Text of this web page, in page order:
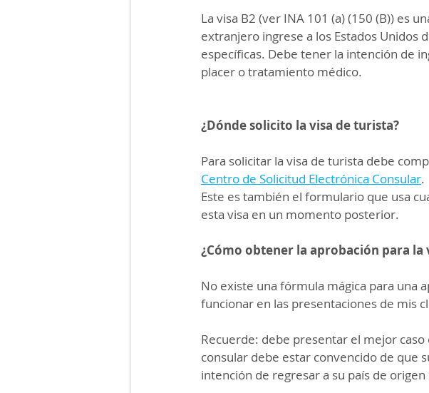
La visa B2 (ver INA 101 (a) (150 (B)) es
extranjero ingrese a los Estados
específicas. Debe tener la intención de
placer o tratamiento médico.
¿Dónde solicito la visa de turista?
Para solicitar la visa de turista debe
Centro de Solicitud Electrónica Consular.
Este es también el formulario que usa
esta visa en un momento posterior.
¿Cómo obtener la aprobación para la
No existe una fórmula mágica para una
funcionar en las presentaciones de mis
Recuerde: debe presentar el mejor
consular debe estar convencido de que
intención de regresar a su país de